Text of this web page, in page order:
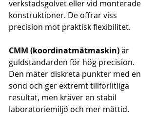
verkstadsgolvet eller vid monterade
konstruktioner. De offrar viss
precision mot praktisk flexibilitet.
CMM (koordinatmätmaskin) är
guldstandarden för hög precision.
Den mäter diskreta punkter med en
sond och ger extremt tillförlitliga
resultat, men kräver en stabil
laboratoriemiljö och mer mättid.